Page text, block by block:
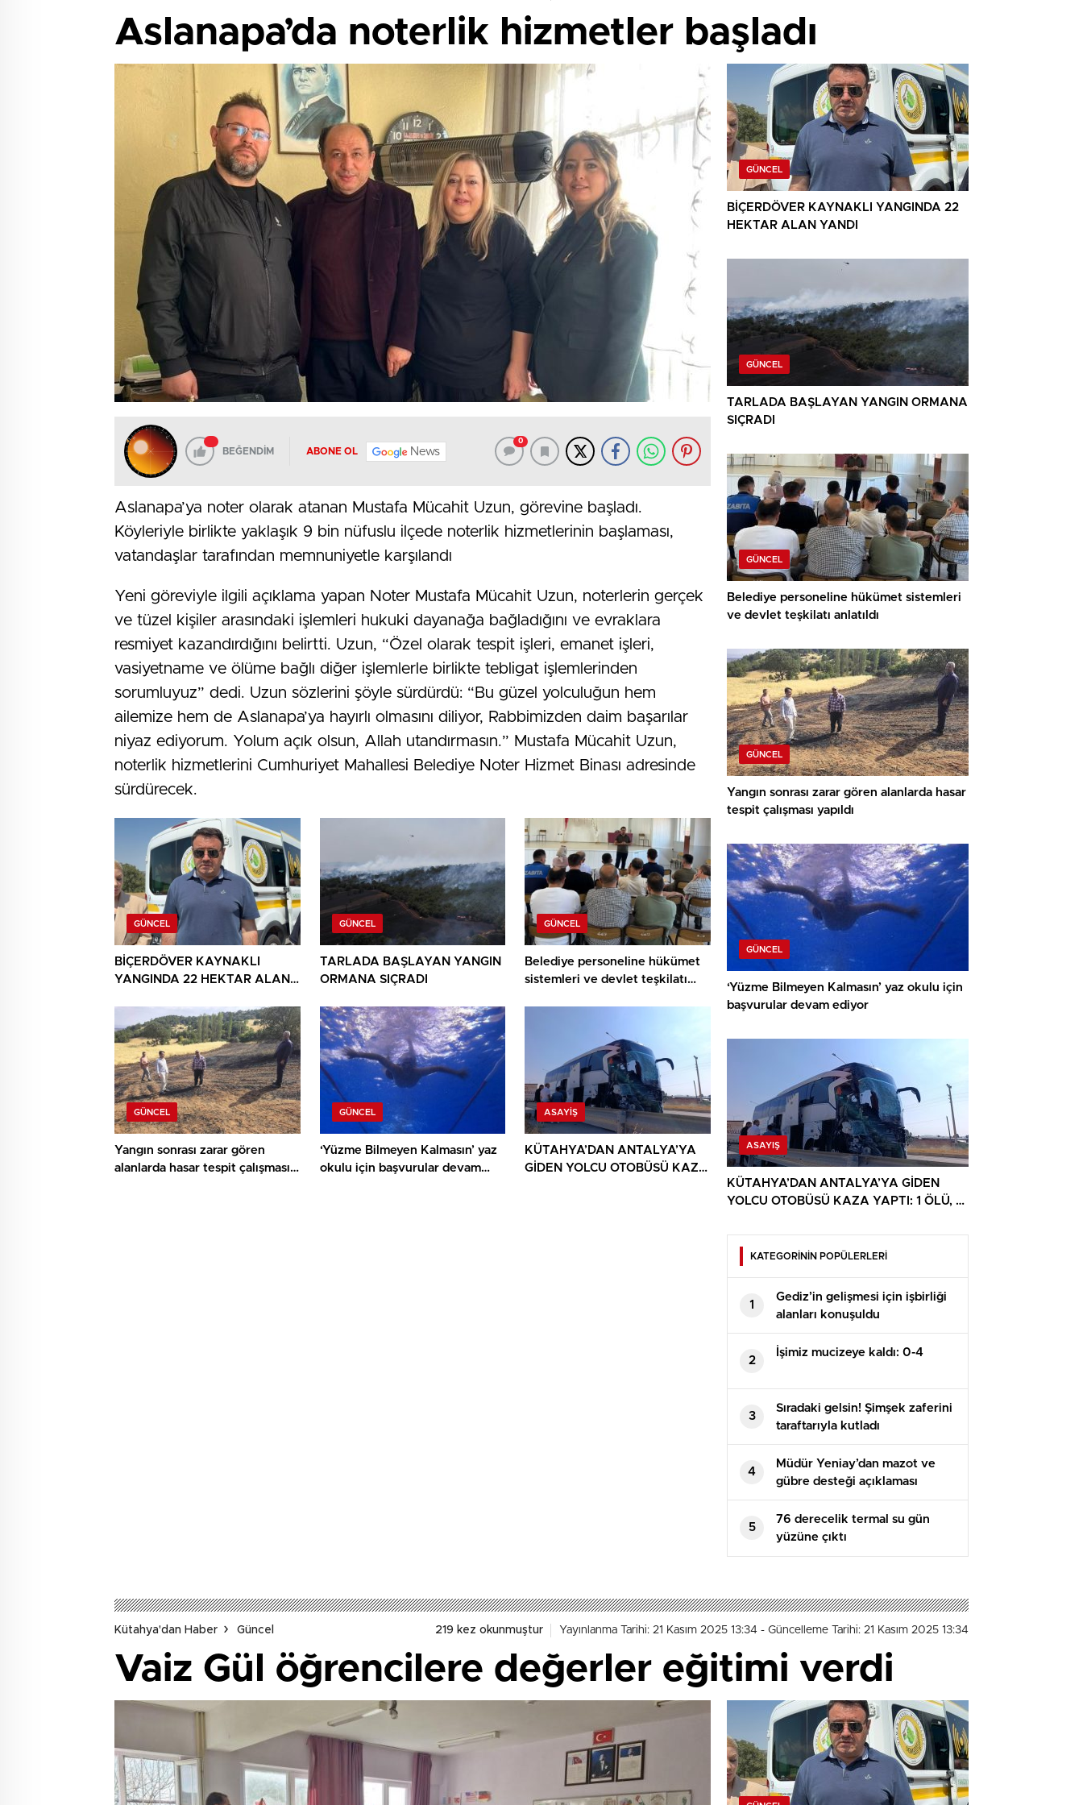
Aslanapa’da noterlik hizmetler başladı
BEĞENDİM ABONE OL News
0
Aslanapa’ya noter olarak atanan Mustafa Mücahit Uzun, görevine başladı.
Köyleriyle birlikte yaklaşık 9 bin nüfuslu ilçede noterlik hizmetlerinin başlaması,
vatandaşlar tarafından memnuniyetle karşılandı
Yeni göreviyle ilgili açıklama yapan Noter Mustafa Mücahit Uzun, noterlerin gerçek
ve tüzel kişiler arasındaki işlemleri hukuki dayanağa bağladığını ve evraklara
resmiyet kazandırdığını belirtti. Uzun, “Özel olarak tespit işleri, emanet işleri,
vasiyetname ve ölüme bağlı diğer işlemlerle birlikte tebligat işlemlerinden
sorumluyuz” dedi. Uzun sözlerini şöyle sürdürdü: “Bu güzel yolculuğun hem
ailemize hem de Aslanapa’ya hayırlı olmasını diliyor, Rabbimizden daim başarılar
niyaz ediyorum. Yolum açık olsun, Allah utandırmasın.” Mustafa Mücahit Uzun,
noterlik hizmetlerini Cumhuriyet Mahallesi Belediye Noter Hizmet Binası adresinde
sürdürecek.
GÜNCEL
BİÇERDÖVER KAYNAKLI
YANGINDA 22 HEKTAR ALAN
GÜNCEL
TARLADA BAŞLAYAN YANGIN
ORMANA SIÇRADI
GÜNCEL
Belediye personeline hükümet
sistemleri ve devlet teşkilatı
GÜNCEL
Yangın sonrası zarar gören
alanlarda hasar tespit çalışması
GÜNCEL
‘Yüzme Bilmeyen Kalmasın’ yaz
okulu için başvurular devam
ASAYIŞ
KÜTAHYA’DAN ANTALYA’YA
GİDEN YOLCU OTOBÜSÜ KAZA
GÜNCEL
BİÇERDÖVER KAYNAKLI YANGINDA 22
HEKTAR ALAN YANDI
GÜNCEL
TARLADA BAŞLAYAN YANGIN ORMANA
SIÇRADI
GÜNCEL
Belediye personeline hükümet sistemleri
ve devlet teşkilatı anlatıldı
GÜNCEL
Yangın sonrası zarar gören alanlarda hasar
tespit çalışması yapıldı
GÜNCEL
‘Yüzme Bilmeyen Kalmasın’ yaz okulu için
başvurular devam ediyor
ASAYIŞ
KÜTAHYA’DAN ANTALYA’YA GİDEN
YOLCU OTOBÜSÜ KAZA YAPTI: 1 ÖLÜ, 15
KATEGORİNİN POPÜLERLERİ
1
Gediz’in gelişmesi için işbirliği
alanları konuşuldu
2
İşimiz mucizeye kaldı: 0-4
3
Sıradaki gelsin! Şimşek zaferini
taraftarıyla kutladı
4
Müdür Yeniay’dan mazot ve
gübre desteği açıklaması
5
76 derecelik termal su gün
yüzüne çıktı
Kütahya'dan Haber Güncel 219 kez okunmuştur Yayınlanma Tarihi: 21 Kasım 2025 13:34 - Güncelleme Tarihi: 21 Kasım 2025 13:34
Vaiz Gül öğrencilere değerler eğitimi verdi